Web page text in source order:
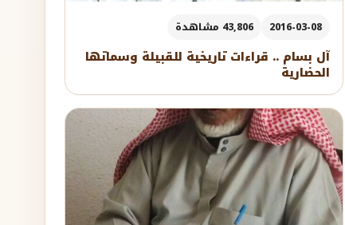
2016-03-08 43,806 مشاهدة
آل بسام .. قراءات تاريخية للقبيلة وسماتها
الحضارية